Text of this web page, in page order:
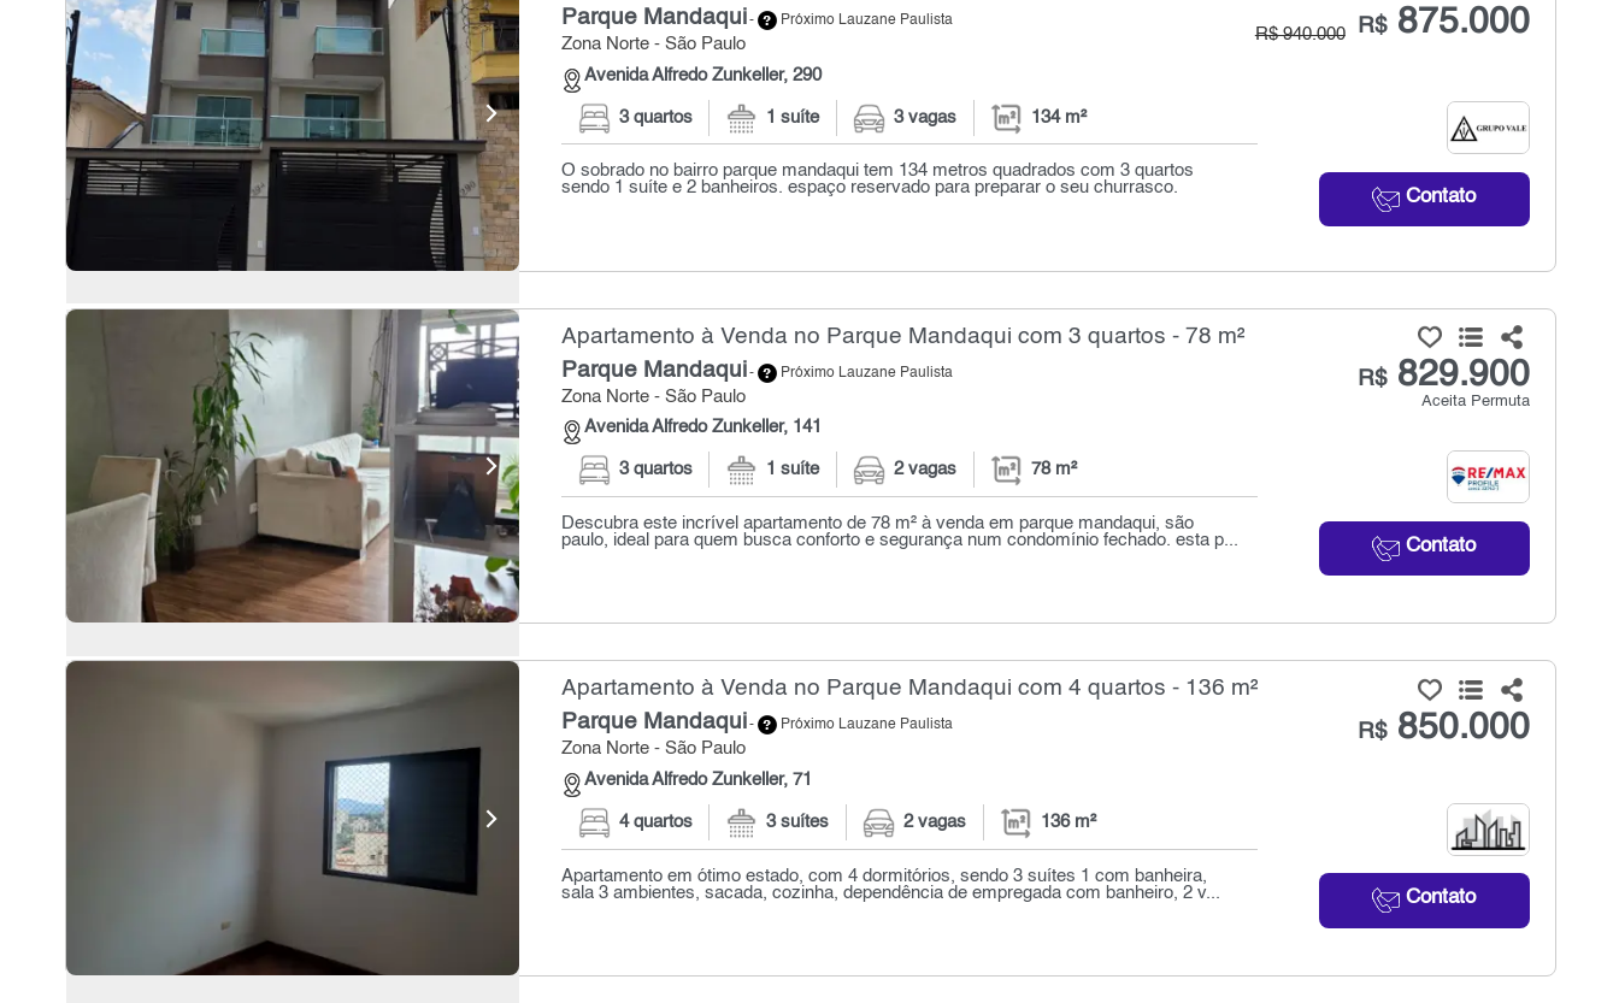
Parque Mandaqui- Próximo Lauzane Paulista
Zona Norte - São Paulo
Avenida Alfredo Zunkeller, 290
R$875.000
R$ 940.000
Contato
3 quartos 1 suíte 3 vagas 134 m²
O sobrado no bairro parque mandaqui tem 134 metros quadrados com 3 quartos
sendo 1 suíte e 2 banheiros. espaço reservado para preparar o seu churrasco.
Apartamento à Venda no Parque Mandaqui com 3 quartos - 78 m²
Parque Mandaqui- Próximo Lauzane Paulista
Zona Norte - São Paulo
Avenida Alfredo Zunkeller, 141
R$829.900
Aceita Permuta
Contato
3 quartos 1 suíte 2 vagas 78 m²
Descubra este incrível apartamento de 78 m² à venda em parque mandaqui, são
paulo, ideal para quem busca conforto e segurança num condomínio fechado. esta p...
Apartamento à Venda no Parque Mandaqui com 4 quartos - 136 m²
Parque Mandaqui- Próximo Lauzane Paulista
Zona Norte - São Paulo
Avenida Alfredo Zunkeller, 71
R$850.000
Contato
4 quartos 3 suítes 2 vagas 136 m²
Apartamento em ótimo estado, com 4 dormitórios, sendo 3 suítes 1 com banheira,
sala 3 ambientes, sacada, cozinha, dependência de empregada com banheiro, 2 v...